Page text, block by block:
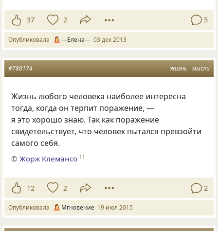
37 2 5
Опубликовала ---Елена--- 03 дек 2013
жизнь мысли
#780174
Жизнь любого человека наиболее интересна
тогда, когда он терпит поражение, —
я это хорошо знаю. Так как поражение
свидетельствует, что человек пытался превзойти
самого себя.
©Жорж Клемансо 11
12 2 2
Опубликовала Мгновение 19 июл 2015